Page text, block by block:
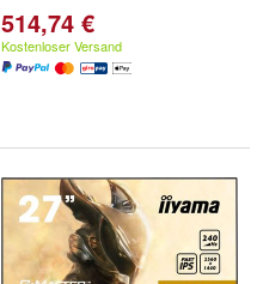
514,74 €
Kostenloser Versand